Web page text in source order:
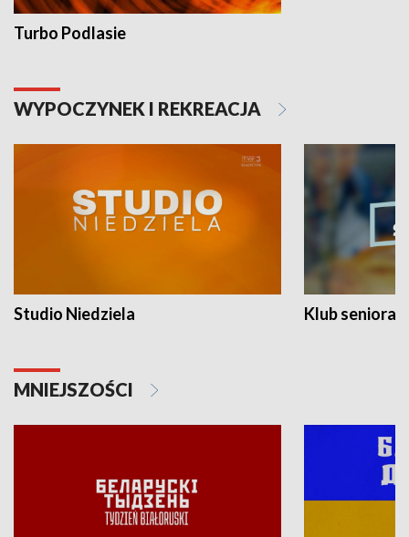
Turbo Podlasie
WYPOCZYNEK I REKREACJA
Studio Niedziela Klub seniora
MNIEJSZOŚCI